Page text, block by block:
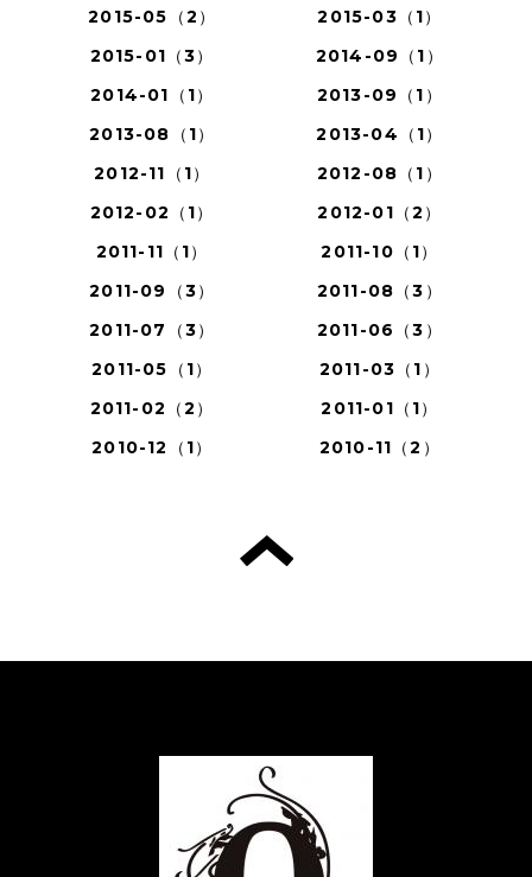
2015-05（2）
2015-03（1）
2015-01（3）
2014-09（1）
2014-01（1）
2013-09（1）
2013-08（1）
2013-04（1）
2012-11（1）
2012-08（1）
2012-02（1）
2012-01（2）
2011-11（1）
2011-10（1）
2011-09（3）
2011-08（3）
2011-07（3）
2011-06（3）
2011-05（1）
2011-03（1）
2011-02（2）
2011-01（1）
2010-12（1）
2010-11（2）